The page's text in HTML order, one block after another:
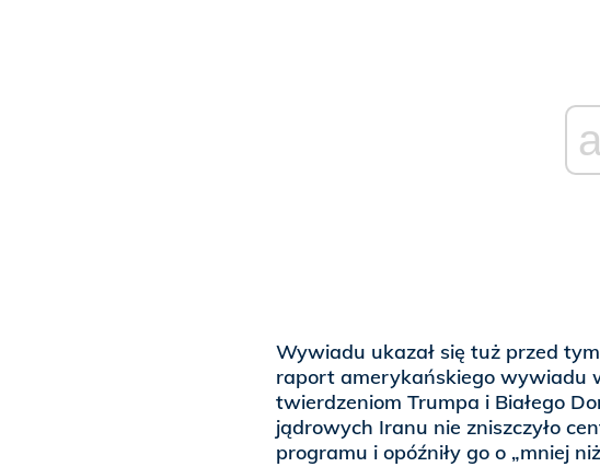
Wywiadu ukazał się tuż przed
raport amerykańskiego wywiadu
twierdzeniom Trumpa i Białego
jądrowych Iranu nie zniszczyło
programu i opóźniły go o „mniej